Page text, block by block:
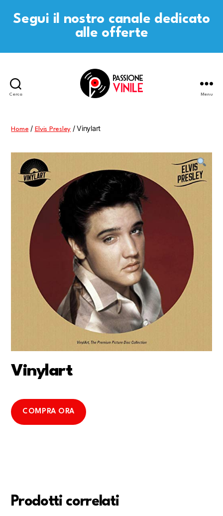
Segui il nostro canale dedicato
alle offerte
Cerca Menu
Home / Elvis Presley / Vinylart
Vinylart
COMPRA ORA
Prodotti correlati